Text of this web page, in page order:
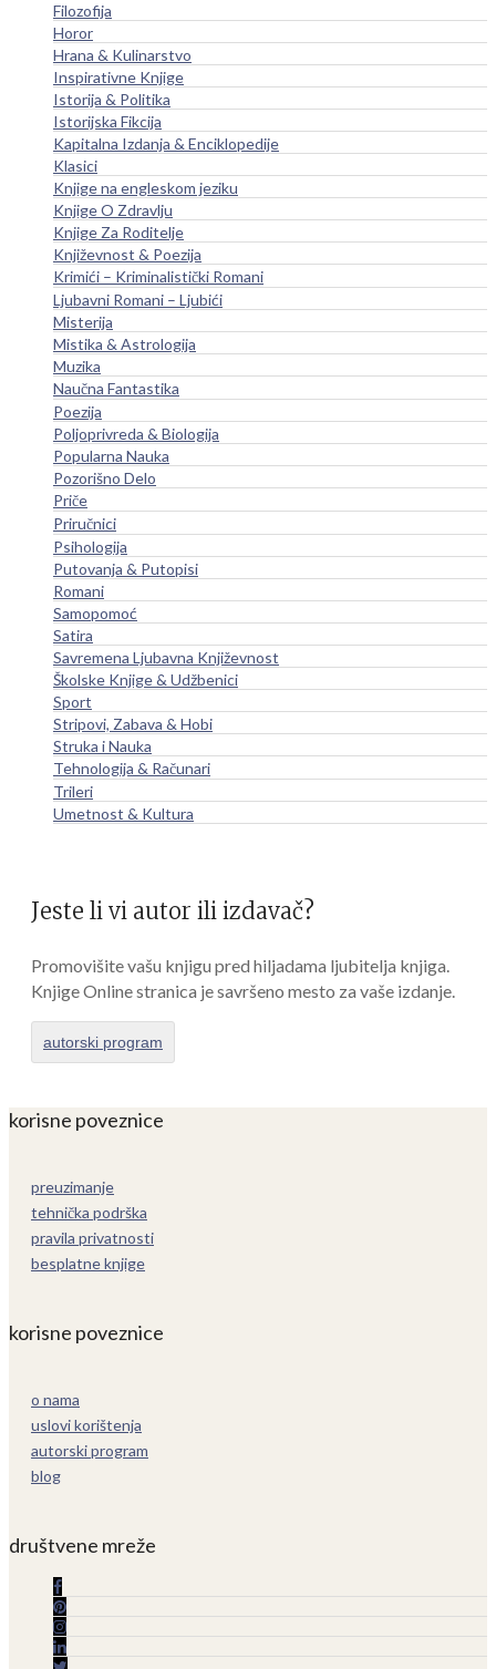
Filozofija
Horor
Hrana & Kulinarstvo
Inspirativne Knjige
Istorija & Politika
Istorijska Fikcija
Kapitalna Izdanja & Enciklopedije
Klasici
Knjige na engleskom jeziku
Knjige O Zdravlju
Knjige Za Roditelje
Književnost & Poezija
Krimići – Kriminalistički Romani
Ljubavni Romani – Ljubići
Misterija
Mistika & Astrologija
Muzika
Naučna Fantastika
Poezija
Poljoprivreda & Biologija
Popularna Nauka
Pozorišno Delo
Priče
Priručnici
Psihologija
Putovanja & Putopisi
Romani
Samopomoć
Satira
Savremena Ljubavna Književnost
Školske Knjige & Udžbenici
Sport
Stripovi, Zabava & Hobi
Struka i Nauka
Tehnologija & Računari
Trileri
Umetnost & Kultura
Jeste li vi autor ili izdavač?
Promovišite vašu knjigu pred hiljadama ljubitelja knjiga.
Knjige Online stranica je savršeno mesto za vaše izdanje.
autorski program
korisne poveznice
preuzimanje
tehnička podrška
pravila privatnosti
besplatne knjige
korisne poveznice
o nama
uslovi korištenja
autorski program
blog
društvene mreže